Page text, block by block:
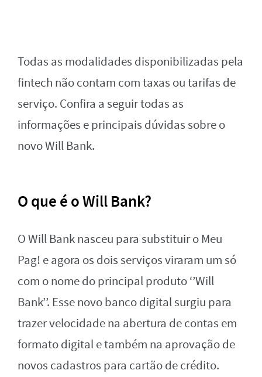
Todas as modalidades disponibilizadas pela
fintech não contam com taxas ou tarifas de
serviço. Confira a seguir todas as
informações e principais dúvidas sobre o
novo Will Bank.
O que é o Will Bank?
O Will Bank nasceu para substituir o Meu
Pag! e agora os dois serviços viraram um só
com o nome do principal produto ‘’Will
Bank’’. Esse novo banco digital surgiu para
trazer velocidade na abertura de contas em
formato digital e também na aprovação de
novos cadastros para cartão de crédito.